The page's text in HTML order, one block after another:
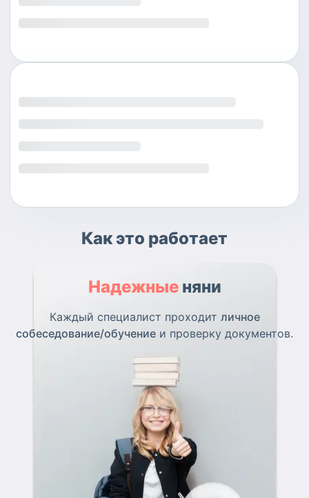
Как это работает
Надежные няни
Каждый специалист проходит личное
собеседование/обучение и проверку документов.